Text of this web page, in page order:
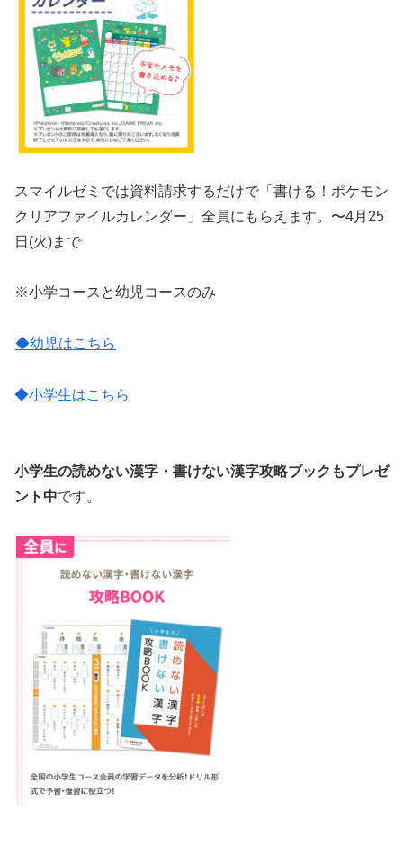
スマイルゼミでは資料請求するだけで「書ける！ポケモン
クリアファイルカレンダー」全員にもらえます。〜4月25
日(火)まで
※小学コースと幼児コースのみ
◆幼児はこち ら
◆小学生はこちら
小学生の読めない漢字・書けない漢字攻略ブックもプレゼ
ント中です。